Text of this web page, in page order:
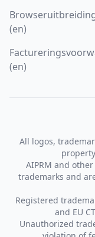
(en)
(en)
All logos,
AIPRM and
trademarks and
Registered
and EU
Unauthorized